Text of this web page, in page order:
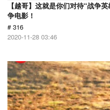
【越哥】这就是你们对待“战争
争电影！
# 316
2020-11-28 03:46